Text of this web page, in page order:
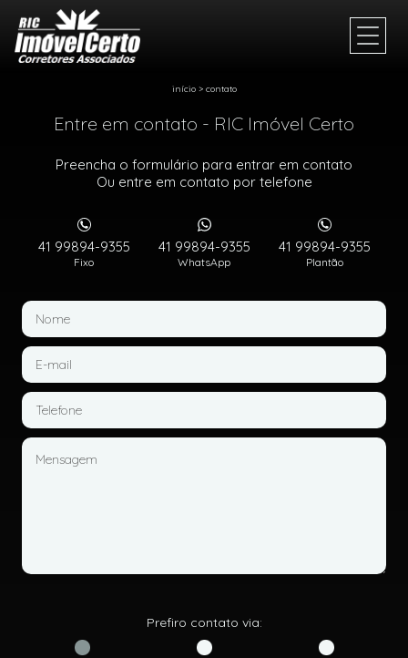
início> contato
Entre em contato - RIC Imóvel Certo
Preencha o formulário para entrar em contato
Ou entre em contato por telefone
41 99894-9355
Fixo
41 99894-9355
WhatsApp
41 99894-9355
Plantão
Prefiro contato via: